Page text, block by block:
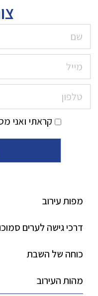
קראתי ואני
מפות עירוב
דרכי גישה לערים
כוחה של השבת
מהות העירוב